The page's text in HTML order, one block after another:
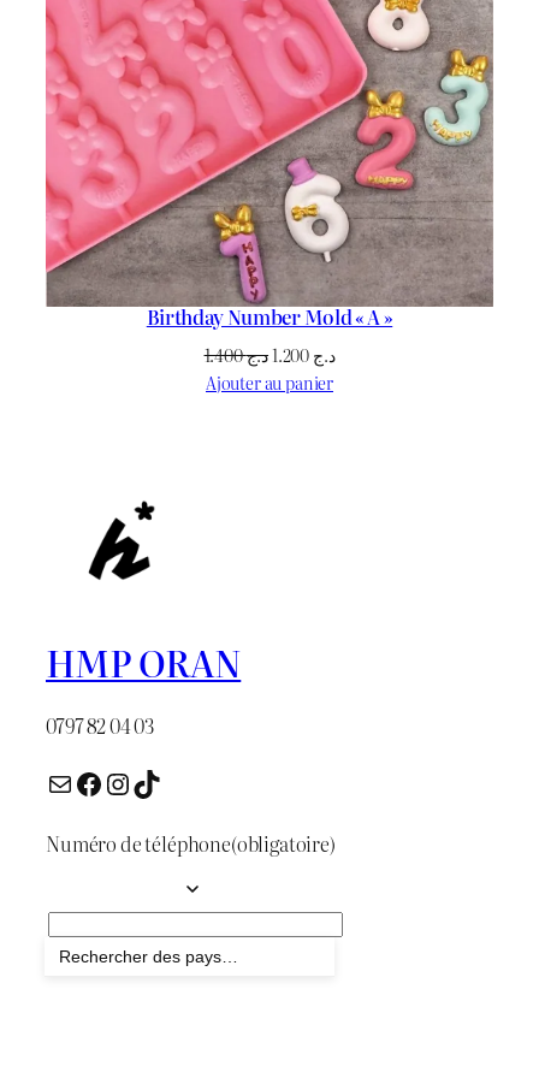
Birthday Number Mold « A »
د.ج1.400
Le
prix
د.جLe
Ajouter au panier
HMP ORAN
0797 82 04 03
E-mail Facebook InstagramTikTok
Numéro de téléphone(obligatoire)
Envoyer